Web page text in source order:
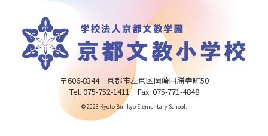
〒606-8344 京都市左京区岡崎円勝寺町50
Tel. 075-752-1411 Fax. 075-771-4848
© 2023 Kyoto Bunkyo Elementary School.